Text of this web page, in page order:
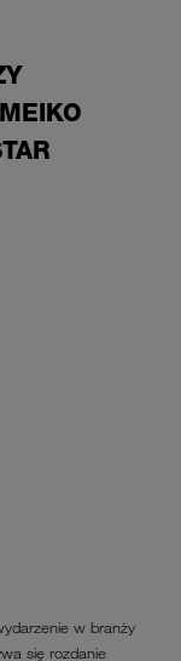
w branży
się rozdanie